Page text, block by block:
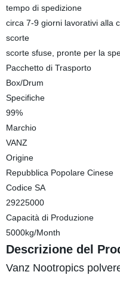
tempo di spedizione
circa 7-9 giorni lavorativi alla
scorte
scorte sfuse, pronte per la
Pacchetto di Trasporto
Box/Drum
Specifiche
99%
Marchio
VANZ
Origine
Repubblica Popolare Cinese
Codice SA
29225000
Capacità di Produzione
5000kg/Month
Descrizione del
Vanz Nootropics